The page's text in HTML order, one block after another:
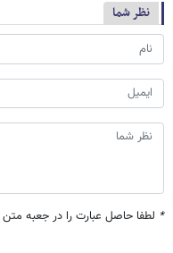
نظر شما
* لطفا حاصل عبارت را در جعبه متن